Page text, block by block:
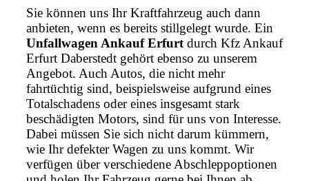
Sie können uns Ihr Kraftfahrzeug auch dann
anbieten, wenn es bereits stillgelegt wurde. Ein
Unfallwagen Ankauf Erfurt durch Kfz Ankauf
Erfurt Daberstedt gehört ebenso zu unserem
Angebot. Auch Autos, die nicht mehr
fahrtüchtig sind, beispielsweise aufgrund eines
Totalschadens oder eines insgesamt stark
beschädigten Motors, sind für uns von Interesse.
Dabei müssen Sie sich nicht darum kümmern,
wie Ihr defekter Wagen zu uns kommt. Wir
verfügen über verschiedene Abschleppoptionen